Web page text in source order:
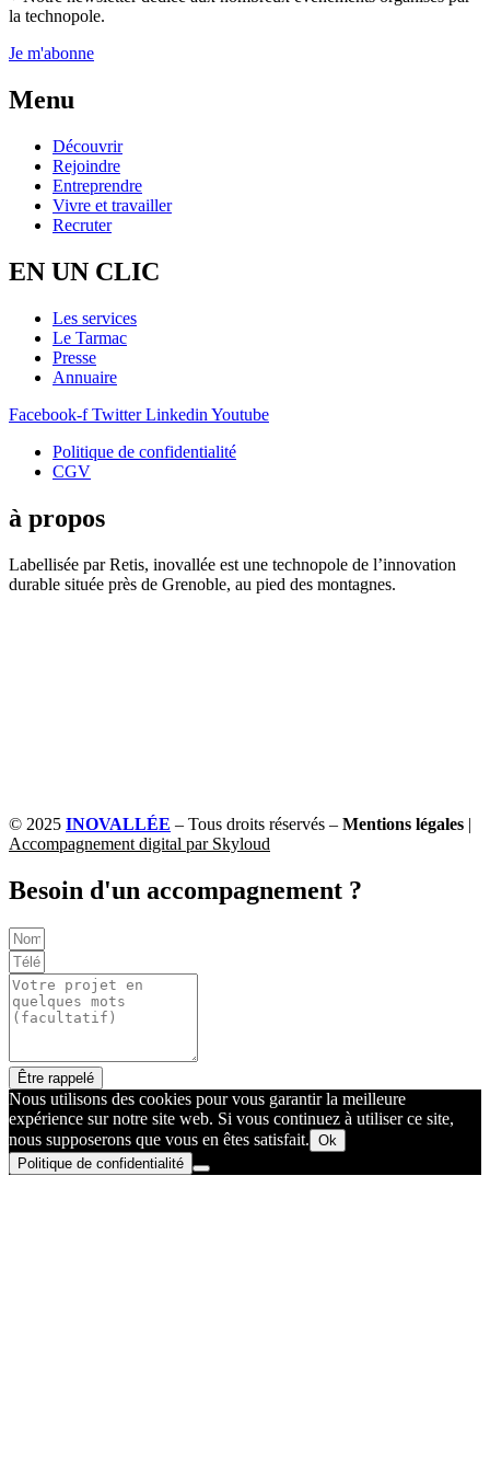
la technopole.
Je m'abonne
Menu
Découvrir
Rejoindre
Entreprendre
Vivre et travailler
Recruter
EN UN CLIC
Les services
Le Tarmac
Presse
Annuaire
Facebook-f Twitter Linkedin Youtube
Politique de confidentialité
CGV
à propos
Labellisée par Retis, inovallée est une technopole de l’innovation
durable située près de Grenoble, au pied des montagnes.
© 2025 INOVALLÉE – Tous droits réservés – Mentions légales |
Accompagnement digital par Skyloud
Besoin d'un accompagnement ?
Être rappelé
Nous utilisons des cookies pour vous garantir la meilleure
expérience sur notre site web. Si vous continuez à utiliser ce site,
nous supposerons que vous en êtes satisfait. Ok
Politique de confidentialité